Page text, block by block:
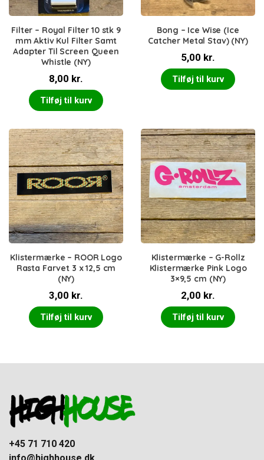
Filter – Royal Filter 10 stk 9
mm Aktiv Kul Filter Samt
Adapter Til Screen Queen
Whistle (NY)
8,00 kr.
Tilføj til kurv
Bong – Ice Wise (Ice
Catcher Metal Stav) (NY)
5,00 kr.
Tilføj til kurv
Klistermærke – ROOR Logo
Rasta Farvet 3 x 12,5 cm
(NY)
3,00 kr.
Tilføj til kurv
Klistermærke – G-Rollz
Klistermærke Pink Logo
3×9,5 cm (NY)
2,00 kr.
Tilføj til kurv
+45 71 710 420
info@highhouse.dk